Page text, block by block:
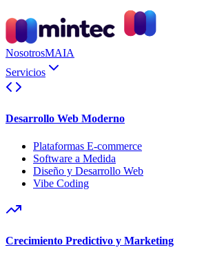
NosotrosMAIA
Servicios
Desarrollo Web Moderno
Plataformas E-commerce
Software a Medida
Diseño y Desarrollo Web
Vibe Coding
Crecimiento Predictivo y Marketing